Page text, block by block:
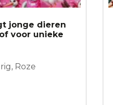
jonge dieren
voor unieke
Roze